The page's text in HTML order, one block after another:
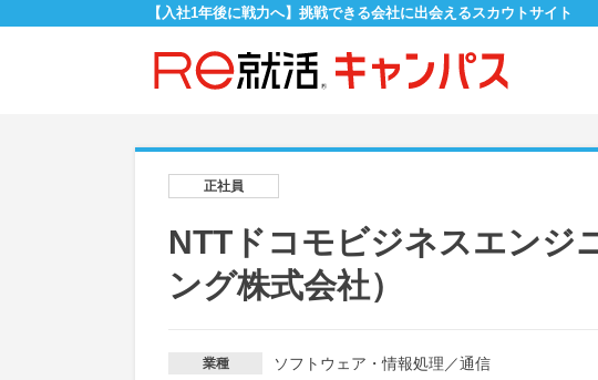
【入社1年後に戦力へ】挑戦できる会社に出会えるスカウトサイト
正社員
NTTドコモビジネスエンジ
ング株式会社）
業種 ソフトウェア・情報処理 ／通信